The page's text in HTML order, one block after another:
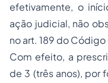
efetivamente, o
ação judicial, não
no art. 189 do Código
Com efeito, a
de 3 (três anos), por